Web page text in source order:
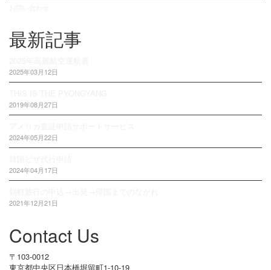
最新記事
2025年03月12日
2019年08月27日
2024年05月22日
2024年04月17日
2021年12月21日
Contact Us
〒103-0012
東京都中央区日本橋堀留町1-10-19